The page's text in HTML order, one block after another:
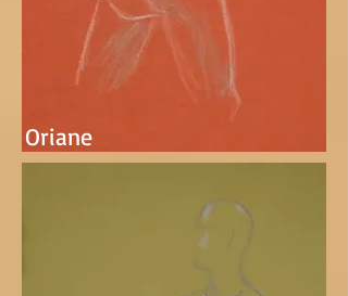
Oriane